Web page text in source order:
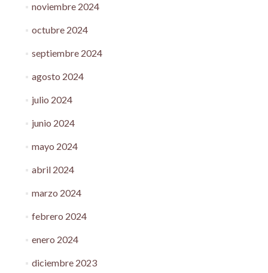
noviembre 2024
octubre 2024
septiembre 2024
agosto 2024
julio 2024
junio 2024
mayo 2024
abril 2024
marzo 2024
febrero 2024
enero 2024
diciembre 2023